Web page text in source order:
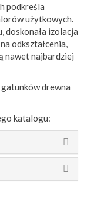
podkreśla
użytkowych.
doskonała izolacja
odkształcenia,
nawet najbardziej
drewna
katalogu: